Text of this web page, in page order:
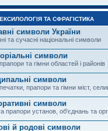
ТА СФРАГІСТИКА
символи України
та сучасні національні символи
символи
та гімни областей і районів
символи
прапори та гімни міст,
символи
прапори установ, об'єднань та
й родові символи